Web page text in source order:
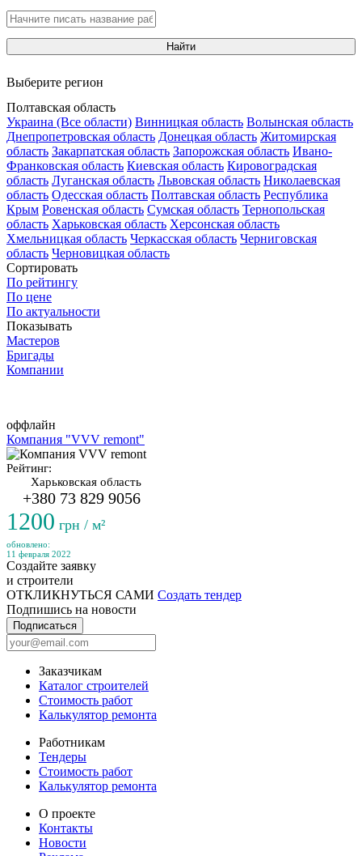
Найти
Выберите регион
Полтавская область
Украина (Все области) Винницкая область Волынская область
Днепропетровская область Донецкая область Житомирская
область Закарпатская область Запорожская область Ивано-
Франковская область Киевская область Кировоградская
область Луганская область Львовская область Николаевская
область Одесская область Полтавская область Республика
Крым Ровенская область Сумская область Тернопольская
область Харьковская область Херсонская область
Хмельницкая область Черкасская область Черниговская
область Черновицкая область
Сортировать
По рейтингу
По цене
По актуальности
Показывать
Мастеров
Бригады
Компании
оффлайн
Компания "VVV remont"
Рейтинг:
Харьковская область
+380 73 829 9056
1200 грн / м²
обновлено:
11 февраля 2022
Создайте заявку
и строители
ОТКЛИКНУТЬСЯ САМИ Создать тендер
Подпишись на новости
Подписаться
Заказчикам
Каталог строителей
Стоимость работ
Калькулятор ремонта
Работникам
Тендеры
Стоимость работ
Калькулятор ремонта
О проекте
Контакты
Новости